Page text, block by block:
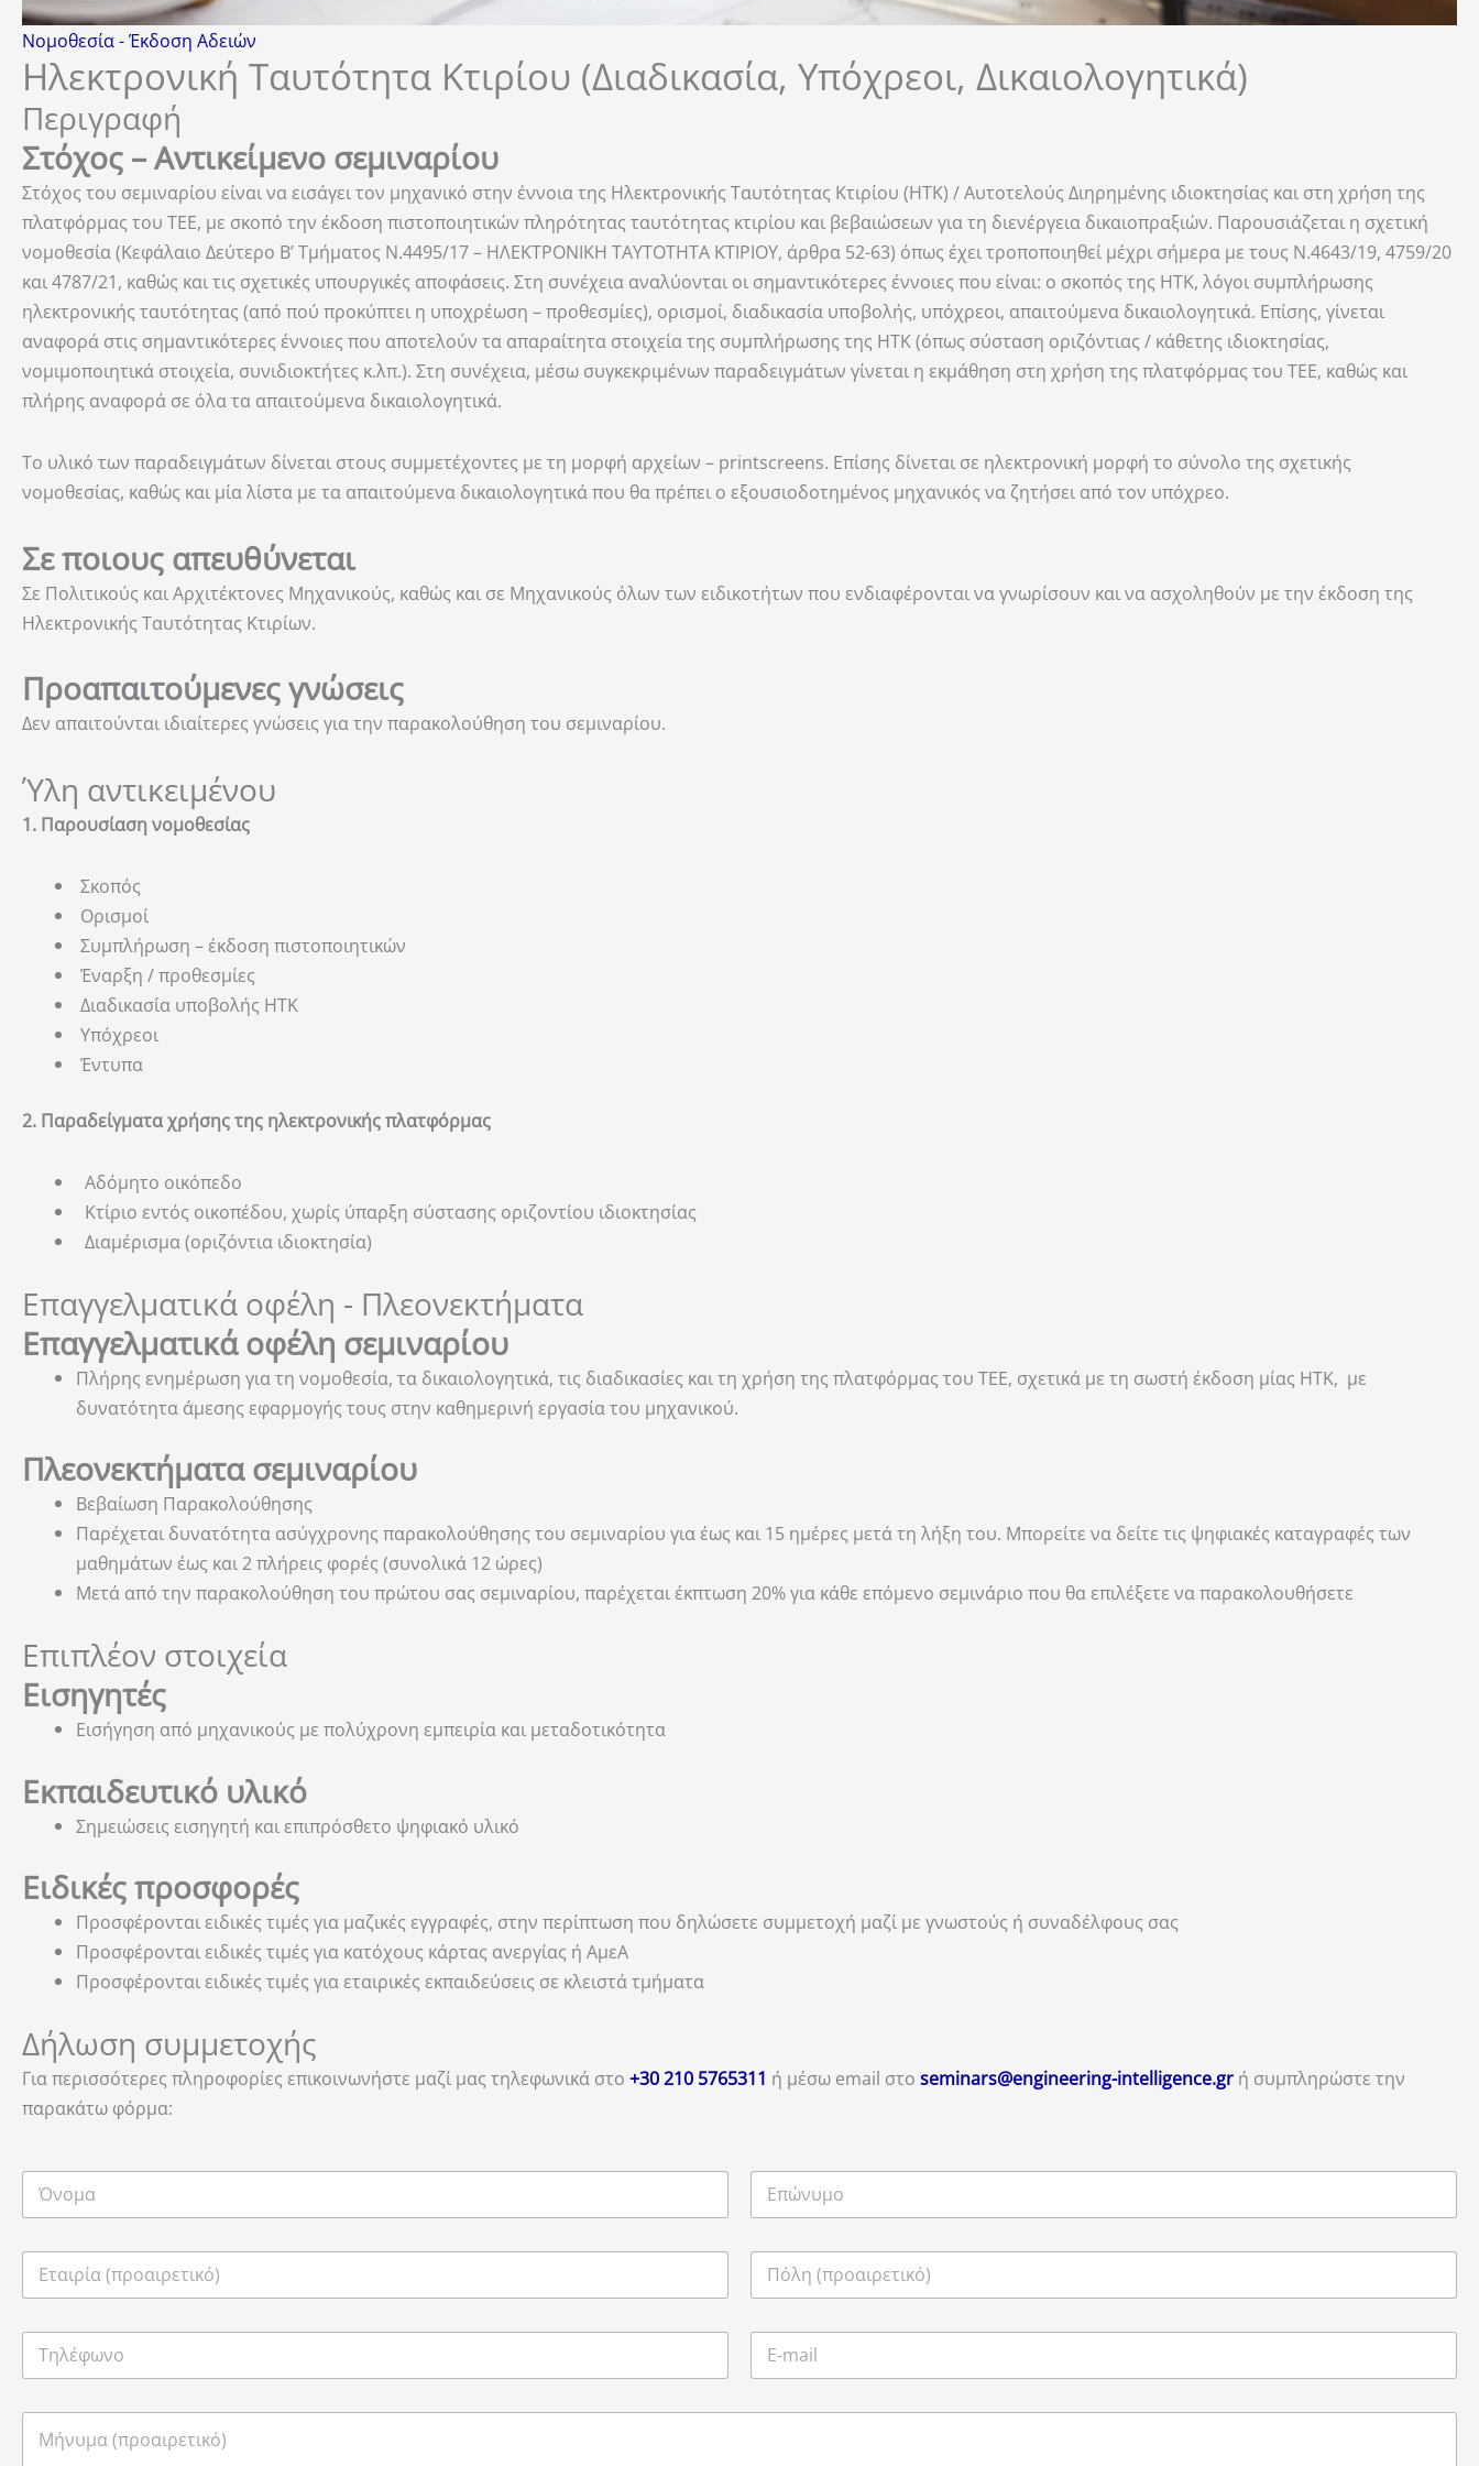
Νομοθεσία - Έκδοση Αδειών
Ηλεκτρονική Ταυτότητα Κτιρίου (Διαδικασία, Υπόχρεοι, Δικαιολογητικά)
Περιγραφή
Στόχος – Αντικείμενο σεμιναρίου
Στόχος του σεμιναρίου είναι να εισάγει τον μηχανικό στην έννοια της Ηλεκτρονικής Ταυτότητας Κτιρίου (ΗΤΚ) / Αυτοτελούς Διηρημένης ιδιοκτησίας και στη χρήση της
πλατφόρμας του ΤΕΕ, με σκοπό την έκδοση πιστοποιητικών πληρότητας ταυτότητας κτιρίου και βεβαιώσεων για τη διενέργεια δικαιοπραξιών. Παρουσιάζεται η σχετική
νομοθεσία (Κεφάλαιο Δεύτερο Β’ Τμήματος Ν.4495/17 – ΗΛΕΚΤΡΟΝΙΚΗ ΤΑΥΤΟΤΗΤΑ ΚΤΙΡΙΟΥ, άρθρα 52-63) όπως έχει τροποποιηθεί μέχρι σήμερα με τους Ν.4643/19, 4759/20
και 4787/21, καθώς και τις σχετικές υπουργικές αποφάσεις. Στη συνέχεια αναλύονται οι σημαντικότερες έννοιες που είναι: ο σκοπός της ΗΤΚ, λόγοι συμπλήρωσης
ηλεκτρονικής ταυτότητας (από πού προκύπτει η υποχρέωση – προθεσμίες), ορισμοί, διαδικασία υποβολής, υπόχρεοι, απαιτούμενα δικαιολογητικά. Επίσης, γίνεται
αναφορά στις σημαντικότερες έννοιες που αποτελούν τα απαραίτητα στοιχεία της συμπλήρωσης της ΗΤΚ (όπως σύσταση οριζόντιας / κάθετης ιδιοκτησίας,
νομιμοποιητικά στοιχεία, συνιδιοκτήτες κ.λπ.). Στη συνέχεια, μέσω συγκεκριμένων παραδειγμάτων γίνεται η εκμάθηση στη χρήση της πλατφόρμας του ΤΕΕ, καθώς και
πλήρης αναφορά σε όλα τα απαιτούμενα δικαιολογητικά.
Το υλικό των παραδειγμάτων δίνεται στους συμμετέχοντες με τη μορφή αρχείων – printscreens. Επίσης δίνεται σε ηλεκτρονική μορφή το σύνολο της σχετικής
νομοθεσίας, καθώς και μία λίστα με τα απαιτούμενα δικαιολογητικά που θα πρέπει ο εξουσιοδοτημένος μηχανικός να ζητήσει από τον υπόχρεο.
Σε ποιους απευθύνεται
Σε Πολιτικούς και Αρχιτέκτονες Μηχανικούς, καθώς και σε Μηχανικούς όλων των ειδικοτήτων που ενδιαφέρονται να γνωρίσουν και να ασχοληθούν με την έκδοση της
Ηλεκτρονικής Ταυτότητας Κτιρίων.
Προαπαιτούμενες γνώσεις
Δεν απαιτούνται ιδιαίτερες γνώσεις για την παρακολούθηση του σεμιναρίου.
Ύλη αντικειμένου
1. Παρουσίαση νομοθεσίας
Σκοπός
Ορισμοί
Συμπλήρωση – έκδοση πιστοποιητικών
Έναρξη / προθεσμίες
Διαδικασία υποβολής ΗΤΚ
Υπόχρεοι
Έντυπα
2. Παραδείγματα χρήσης της ηλεκτρονικής πλατφόρμας
Αδόμητο οικόπεδο
Κτίριο εντός οικοπέδου, χωρίς ύπαρξη σύστασης οριζοντίου ιδιοκτησίας
Διαμέρισμα (οριζόντια ιδιοκτησία)
Επαγγελματικά οφέλη - Πλεονεκτήματα
Επαγγελματικά οφέλη σεμιναρίου
Πλήρης ενημέρωση για τη νομοθεσία, τα δικαιολογητικά, τις διαδικασίες και τη χρήση της πλατφόρμας του ΤΕΕ, σχετικά με τη σωστή έκδοση μίας ΗΤΚ, με
δυνατότητα άμεσης εφαρμογής τους στην καθημερινή εργασία του μηχανικού.
Πλεονεκτήματα σεμιναρίου
Βεβαίωση Παρακολούθησης
Παρέχεται δυνατότητα ασύγχρονης παρακολούθησης του σεμιναρίου για έως και 15 ημέρες μετά τη λήξη του. Μπορείτε να δείτε τις ψηφιακές καταγραφές των
μαθημάτων έως και 2 πλήρεις φορές (συνολικά 12 ώρες)
Μετά από την παρακολούθηση του πρώτου σας σεμιναρίου, παρέχεται έκπτωση 20% για κάθε επόμενο σεμινάριο που θα επιλέξετε να παρακολουθήσετε
Επιπλέον στοιχεία
Εισηγητές
Εισήγηση από μηχανικούς με πολύχρονη εμπειρία και μεταδοτικότητα
Εκπαιδευτικό υλικό
Σημειώσεις εισηγητή και επιπρόσθετο ψηφιακό υλικό
Ειδικές προσφορές
Προσφέρονται ειδικές τιμές για μαζικές εγγραφές, στην περίπτωση που δηλώσετε συμμετοχή μαζί με γνωστούς ή συναδέλφους σας
Προσφέρονται ειδικές τιμές για κατόχους κάρτας ανεργίας ή ΑμεΑ
Προσφέρονται ειδικές τιμές για εταιρικές εκπαιδεύσεις σε κλειστά τμήματα
Δήλωση συμμετοχής
Για περισσότερες πληροφορίες επικοινωνήστε μαζί μας τηλεφωνικά στο +30 210 5765311 ή μέσω email στο seminars@engineering-intelligence.gr ή συμπληρώστε την
παρακάτω φόρμα: